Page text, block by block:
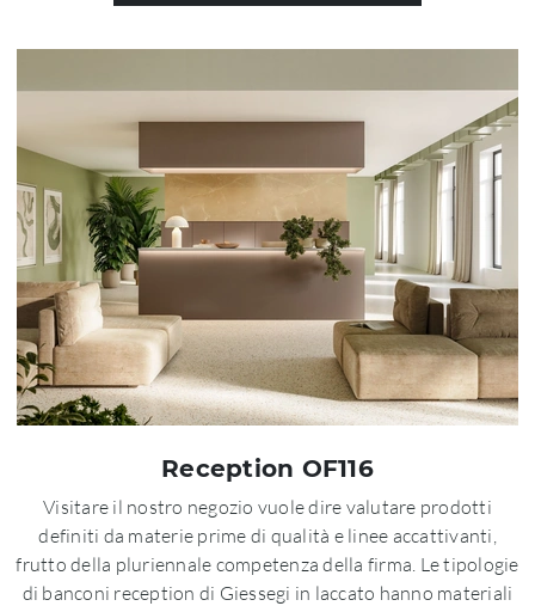
Reception OF116
Visitare il nostro negozio vuole dire valutare prodotti
definiti da materie prime di qualità e linee accattivanti,
frutto della pluriennale competenza della firma. Le tipologie
di banconi reception di Giessegi in laccato hanno materiali